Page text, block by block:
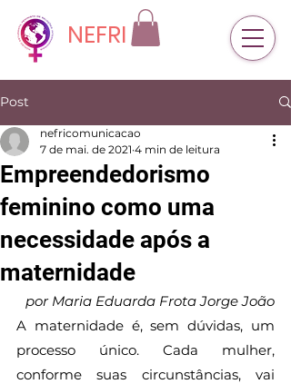
NEFRI
Post
Empreendedorismo
feminino como uma
necessidade após a
maternidade
nefricomunicacao
7 de mai. de 2021 4 min de leitura
por Maria Eduarda Frota Jorge João
A maternidade é, sem dúvidas, um
processo único. Cada mulher,
conforme suas circunstâncias, vai